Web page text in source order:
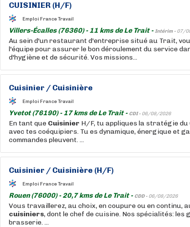
CUISINIER (H/F)
Emploi France Travail
Villers-Écalles (76360) - 11 kms de Le Trait -Intérim - 07/
Au sein d'un restaurant d'entreprise situé au Trait,
l'équipe pour assurer le bon déroulement du service
d'hygiène et de sécurité. Vos missions...
Cuisinier / Cuisinière
Emploi France Travail
Yvetot (76190) - 17 kms de Le Trait - CDI - 06/08/2026
En tant que Cuisinier H/F, tu appliques la stratégie du
avec tes coéquipiers. Tu es dynamique, énergique et
commandes pleuvent. ...
Cuisinier / Cuisinière (H/F)
Emploi France Travail
Rouen (76000) - 20,7 kms de Le Trait - CDD - 06/08/2026
Vous travaillerez, au choix, en coupure ou en continu,
cuisiniers, dont le chef de cuisine. Nos spécialités:
brasserie. ...